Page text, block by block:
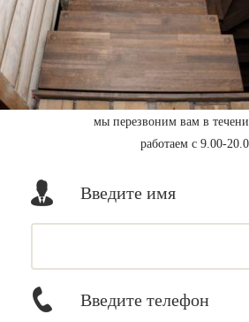
мы перезвоним вам в
работаем с 9.00-
Введите имя
Введите телефон